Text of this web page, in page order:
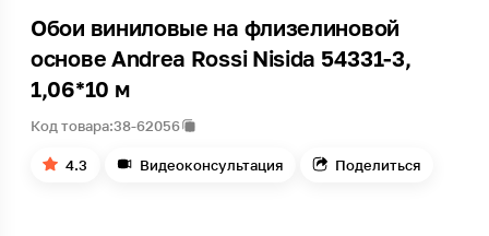
Обои виниловые на флизелиновой
основе Andrea Rossi Nisida 54331-3,
1,06*10 м
Код товара:38-62056
4.3 Видеоконсультация Поделиться